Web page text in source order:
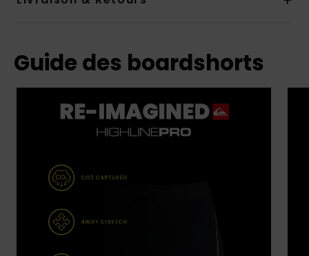
Guide des boardshorts